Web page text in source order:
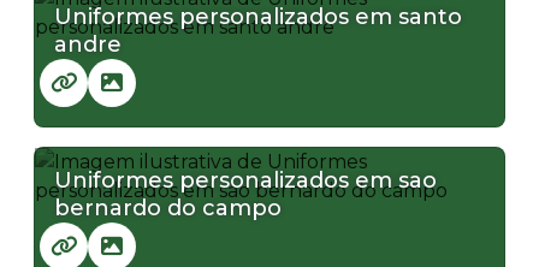
Uniformes personalizados em santo
andre
Uniformes personalizados em sao
bernardo do campo